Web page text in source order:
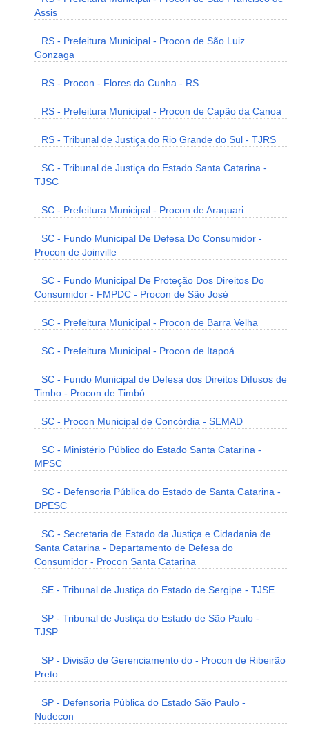
Assis
RS - Prefeitura Municipal - Procon de São Luiz
Gonzaga
RS - Procon - Flores da Cunha - RS
RS - Prefeitura Municipal - Procon de Capão da Canoa
RS - Tribunal de Justiça do Rio Grande do Sul - TJRS
SC - Tribunal de Justiça do Estado Santa Catarina -
TJSC
SC - Prefeitura Municipal - Procon de Araquari
SC - Fundo Municipal De Defesa Do Consumidor -
Procon de Joinville
SC - Fundo Municipal De Proteção Dos Direitos Do
Consumidor - FMPDC - Procon de São José
SC - Prefeitura Municipal - Procon de Barra Velha
SC - Prefeitura Municipal - Procon de Itapoá
SC - Fundo Municipal de Defesa dos Direitos Difusos de
Timbo - Procon de Timbó
SC - Procon Municipal de Concórdia - SEMAD
SC - Ministério Público do Estado Santa Catarina -
MPSC
SC - Defensoria Pública do Estado de Santa Catarina -
DPESC
SC - Secretaria de Estado da Justiça e Cidadania de
Santa Catarina - Departamento de Defesa do
Consumidor - Procon Santa Catarina
SE - Tribunal de Justiça do Estado de Sergipe - TJSE
SP - Tribunal de Justiça do Estado de São Paulo -
TJSP
SP - Divisão de Gerenciamento do - Procon de Ribeirão
Preto
SP - Defensoria Pública do Estado São Paulo -
Nudecon